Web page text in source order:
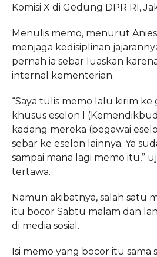
Komisi X di Gedung DPR RI,
Menulis memo, menurut
menjaga kedisiplinan
pernah ia sebar luaskan
internal kementerian.
“Saya tulis memo lalu kirim
khusus eselon I
kadang mereka (pegawai
sebar ke eselon lainnya. Ya
sampai mana lagi memo itu,”
tertawa.
Namun akibatnya, salah satu
itu bocor Sabtu malam dan
di media sosial.
Isi memo yang bocor itu sama